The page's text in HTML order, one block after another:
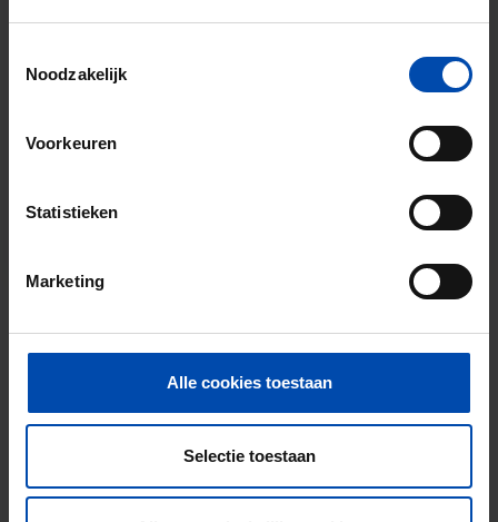
Noodzakelijk
Voorkeuren
Statistieken
Marketing
Alle cookies toestaan
Selectie toestaan
e-mail, vaak binnen een minuut na publicatie.
Zoekers met dit profiel ontvangen ~1
Waarom kiezen voor Rent.nl?
Binnen 4-8 weken vonden gebruikers een